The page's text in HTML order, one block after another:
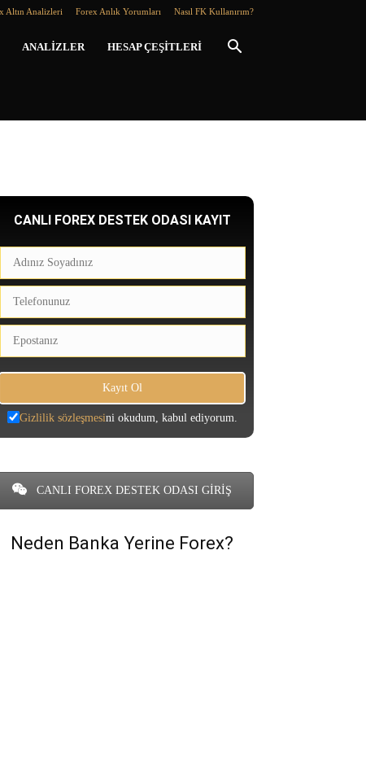
Altın Analizleri Forex Anlık Yorumları Nasıl FK Kullanırım?
ANALIZLER HESAP ÇEŞITLERI
CANLI FOREX DESTEK ODASI KAYIT
Gizlilik sözleşmesini okudum, kabul ediyorum.
CANLI FOREX DESTEK ODASI GİRİŞ
Neden Banka Yerine Forex?